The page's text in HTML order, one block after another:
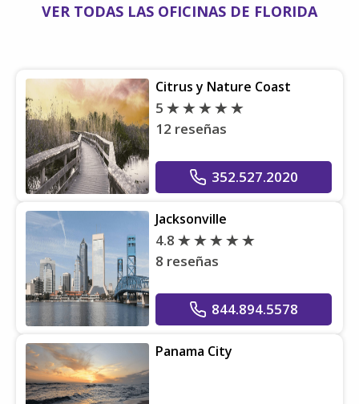
VER TODAS LAS OFICINAS DE FLORIDA
Citrus y Nature Coast
5
12 reseñas
352.527.2020
Jacksonville
4.8
8 reseñas
844.894.5578
Panama City